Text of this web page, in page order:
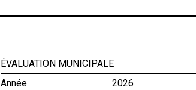
ÉVALUATION MUNICIPALE
Année
2026